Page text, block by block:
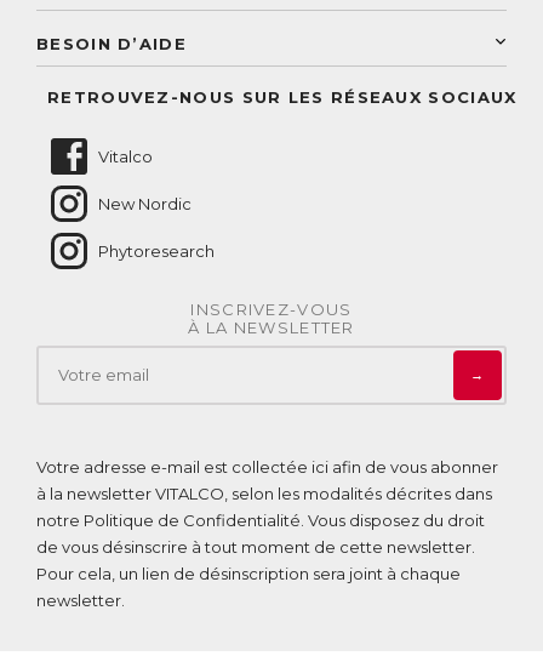
Conseils personnalisés
Conseil personnalisé
BESOIN D’AIDE
RETROUVEZ-NOUS SUR LES RÉSEAUX SOCIAUX
Vitalco
New Nordic
Phytoresearch
INSCRIVEZ-VOUS
À LA NEWSLETTER
→
Votre adresse e-mail est collectée ici afin de vous abonner
à la newsletter VITALCO, selon les modalités décrites dans
notre Politique de Confidentialité . Vous disposez du droit
de vous désinscrire à tout moment de cette newsletter.
Pour cela, un lien de désinscription sera joint à chaque
newsletter.